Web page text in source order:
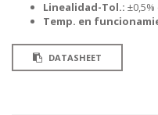
Linealidad-Tol.:
Temp. en
DATASHEET